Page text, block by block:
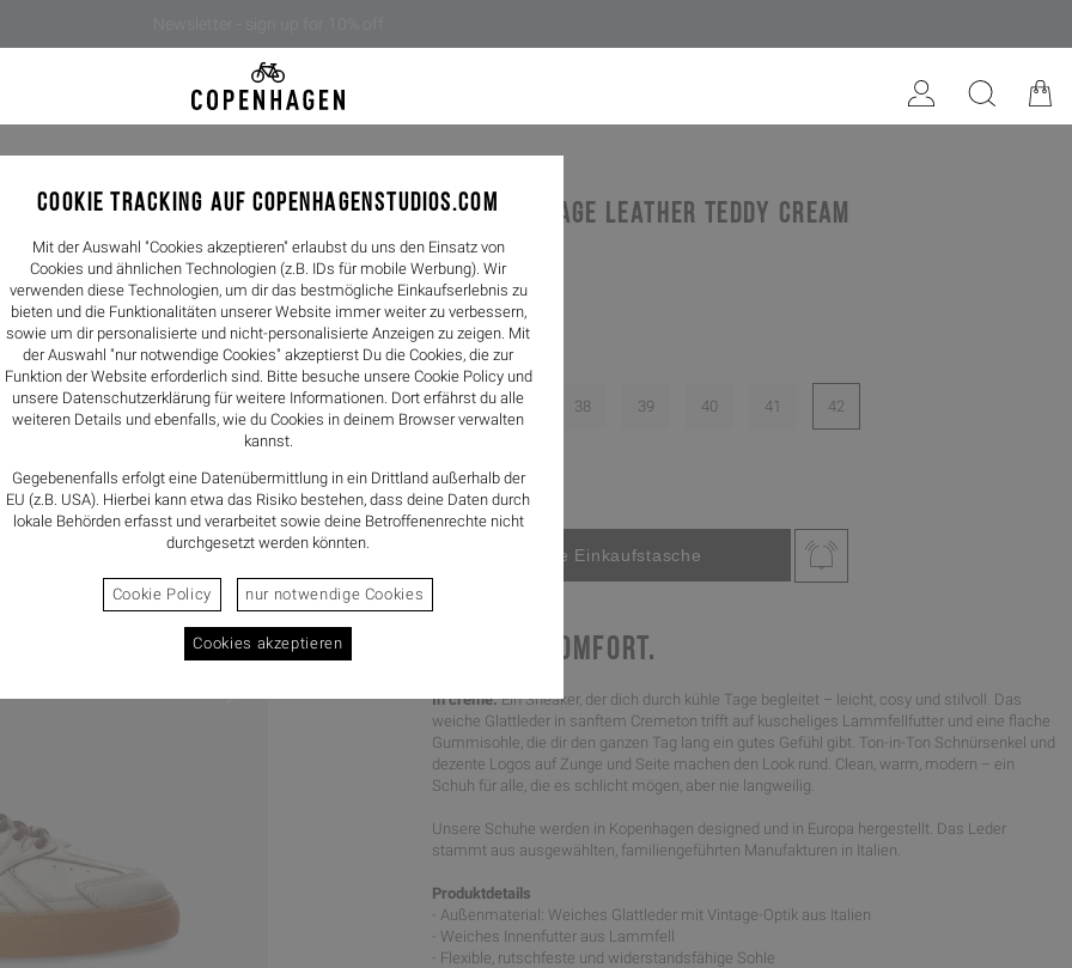
COOKIE TRACKING AUF COPENHAGENSTUDIOS.COM
Mit der Auswahl "Cookies akzeptieren" erlaubst du uns den Einsatz von
Cookies und ähnlichen Technologien (z.B. IDs für mobile Werbung). Wir
verwenden diese Technologien, um dir das bestmögliche Einkaufserlebnis zu
bieten und die Funktionalitäten unserer Website immer weiter zu verbessern,
sowie um dir personalisierte und nicht-personalisierte Anzeigen zu zeigen. Mit
der Auswahl "nur notwendige Cookies" akzeptierst Du die Cookies, die zur
Funktion der Website erforderlich sind. Bitte besuche unsere Cookie Policy und
unsere Datenschutzerklärung für weitere Informationen. Dort erfährst du alle
weiteren Details und ebenfalls, wie du Cookies in deinem Browser verwalten
kannst.
Gegebenenfalls erfolgt eine Datenübermittlung in ein Drittland außerhalb der
EU (z.B. USA). Hierbei kann etwa das Risiko bestehen, dass deine Daten durch
lokale Behörden erfasst und verarbeitet sowie deine Betroffenenrechte nicht
durchgesetzt werden könnten.
Cookie Policy nur notwendige Cookies
Cookies akzeptieren
CPH63 vintage leather teddy cream
259,00€
Farbe -
Größen
36 37 38 39 40 41 42
Größentabelle
WARMER KOMFORT.
In creme.Ein Sneaker, der dich durch kühle Tage begleitet – leicht, cosy und stilvoll. Das
weiche Glattleder in sanftem Cremeton trifft auf kuscheliges Lammfellfutter und eine flache
Gummisohle, die dir den ganzen Tag lang ein gutes Gefühl gibt. Ton-in-Ton Schnürsenkel und
dezente Logos auf Zunge und Seite machen den Look rund. Clean, warm, modern – ein
Schuh für alle, die es schlicht mögen, aber nie langweilig.
Unsere Schuhe werden in Kopenhagen designed und in Europa hergestellt. Das Leder
stammt aus ausgewählten, familiengeführten Manufakturen in Italien.
Produktdetails
- Außenmaterial: Weiches Glattleder mit Vintage-Optik aus Italien
- Weiches Innenfutter aus Lammfell
- Flexible, rutschfeste und widerstandsfähige Sohle